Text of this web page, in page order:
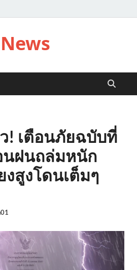
! เตือนภัยฉบับที่
นฝนถล่มหนัก
งสูงโดนเต็มๆ